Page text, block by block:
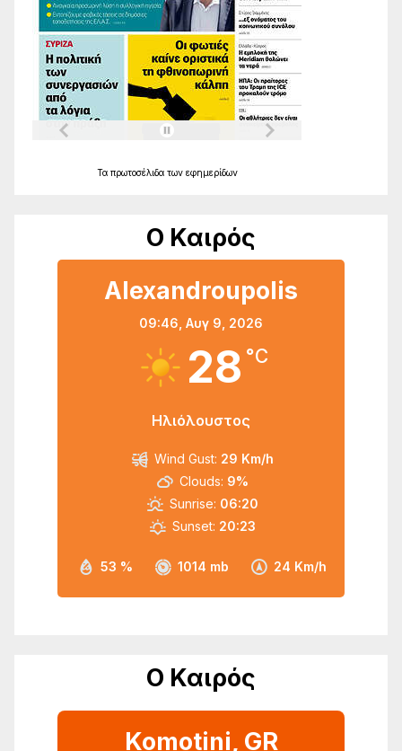
Τα πρωτοσέλιδα των εφημερίδων
Ο Καιρός
Alexandroupolis
09:46, Αυγ 9, 2026
28 °C
Ηλιόλουστος
53 % 1014 mb 24 Km/h
Wind Gust: 29 Km/h
Clouds: 9%
Sunrise: 06:20
Sunset: 20:23
Ο Καιρός
Komotini, GR